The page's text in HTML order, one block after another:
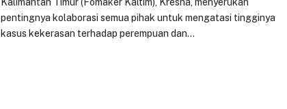
pentingnya kolaborasi semua pihak untuk mengatasi tingginya
kasus kekerasan terhadap perempuan dan…